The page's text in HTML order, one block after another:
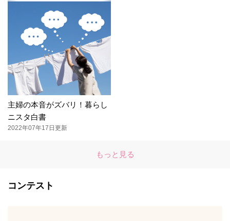
主婦の本音がズバリ！暮らし
ニスタ白書
2022年07年17日更新
もっと見る
コンテスト